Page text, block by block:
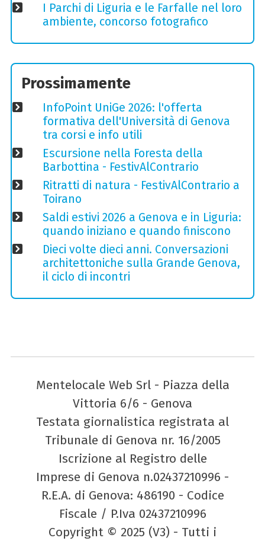
I Parchi di Liguria e le Farfalle nel loro
ambiente, concorso fotografico
Prossimamente
InfoPoint UniGe 2026: l'offerta
formativa dell'Università di Genova
tra corsi e info utili
Escursione nella Foresta della
Barbottina - FestivAlContrario
Ritratti di natura - FestivAlContrario a
Toirano
Saldi estivi 2026 a Genova e in Liguria:
quando iniziano e quando finiscono
Dieci volte dieci anni. Conversazioni
architettoniche sulla Grande Genova,
il ciclo di incontri
Mentelocale Web Srl - Piazza della
Vittoria 6/6 - Genova
Testata giornalistica registrata al
Tribunale di Genova nr. 16/2005
Iscrizione al Registro delle
Imprese di Genova n.02437210996 -
R.E.A. di Genova: 486190 - Codice
Fiscale / P.Iva 02437210996
Copyright © 2025 (V3) - Tutti i